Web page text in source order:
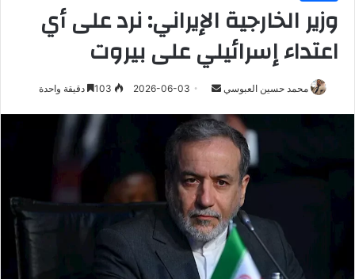
وزير الخارجية الإيراني: نرد على أي
اعتداء إسرائيلي على بيروت
محمد حسين العبوسي
أرسل
إلكترونيا
2026-06-03 دقيقة واحدة